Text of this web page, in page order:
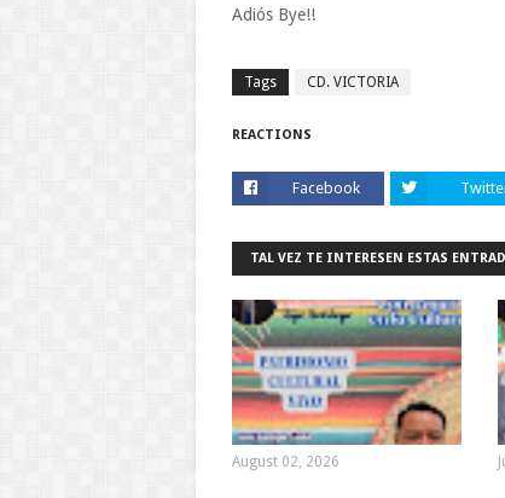
Adiós Bye!!
Tags CD. VICTORIA
REACTIONS
Facebook
TAL VEZ TE INTERESEN ESTAS
August 02, 2026